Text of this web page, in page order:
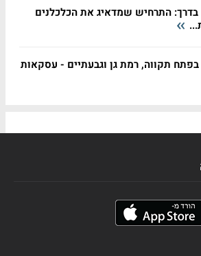
בדרך: התרחיש שמדאיג את הכלכלנים
בפתח תקווה, רמת גן וגבעתיים - עסקאות